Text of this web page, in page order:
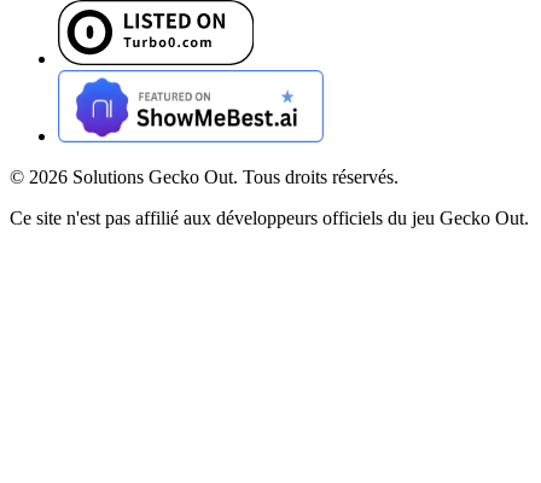
© 2026 Solutions Gecko Out. Tous droits réservés.
Ce site n'est pas affilié aux développeurs officiels du jeu Gecko Out.